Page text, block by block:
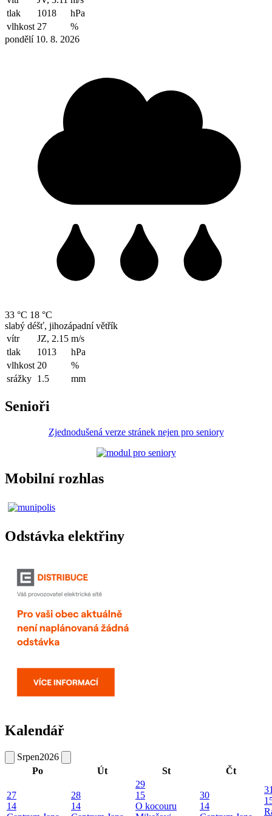
tlak
1018
hPa
vlhkost 27
%
pondělí 10. 8. 2026
33 °C 18 °C
slabý déšť, jihozápadní větřík
vítr
JZ, 2.15 m/s
tlak
1013
hPa
vlhkost 20
%
srážky 1.5 mm
Senioři
Zjednodušená verze stránek nejen pro seniory
Mobilní rozhlas
Odstávka elektřiny
Kalendář
Srpen2026
Po
Út St Čt
27
14
28
14
29
15
O kocouru
30
14